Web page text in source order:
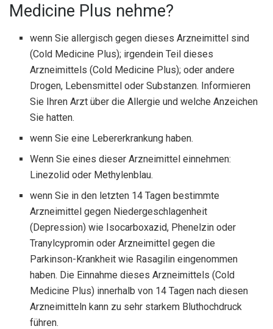
Medicine Plus nehme?
wenn Sie allergisch gegen dieses Arzneimittel sind
(Cold Medicine Plus); irgendein Teil dieses
Arzneimittels (Cold Medicine Plus); oder andere
Drogen, Lebensmittel oder Substanzen. Informieren
Sie Ihren Arzt über die Allergie und welche Anzeichen
Sie hatten.
wenn Sie eine Lebererkrankung haben.
Wenn Sie eines dieser Arzneimittel einnehmen:
Linezolid oder Methylenblau.
wenn Sie in den letzten 14 Tagen bestimmte
Arzneimittel gegen Niedergeschlagenheit
(Depression) wie Isocarboxazid, Phenelzin oder
Tranylcypromin oder Arzneimittel gegen die
Parkinson-Krankheit wie Rasagilin eingenommen
haben. Die Einnahme dieses Arzneimittels (Cold
Medicine Plus) innerhalb von 14 Tagen nach diesen
Arzneimitteln kann zu sehr starkem Bluthochdruck
führen.